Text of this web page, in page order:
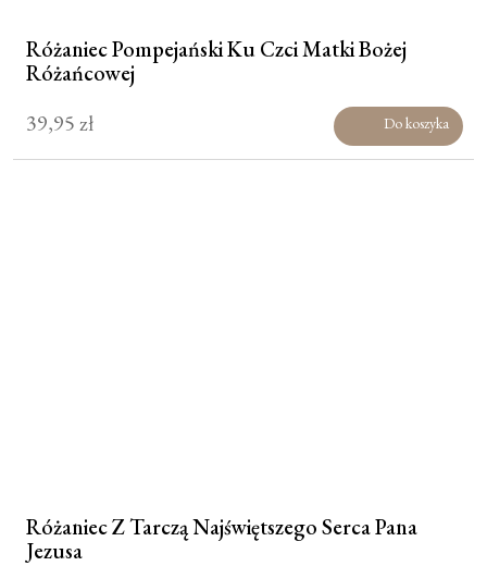
Różaniec Pompejański Ku Czci Matki Bożej
Różańcowej
39,95zł Do koszyka
Różaniec Z Tarczą Najświętszego Serca Pana
Jezusa